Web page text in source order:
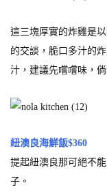
這三塊厚實的炸雞是
的交談，脆口多汁的
汁，建議先嚐嚐味，
紐澳良海鮮飯$360
提起紐澳良那可絕不
子。